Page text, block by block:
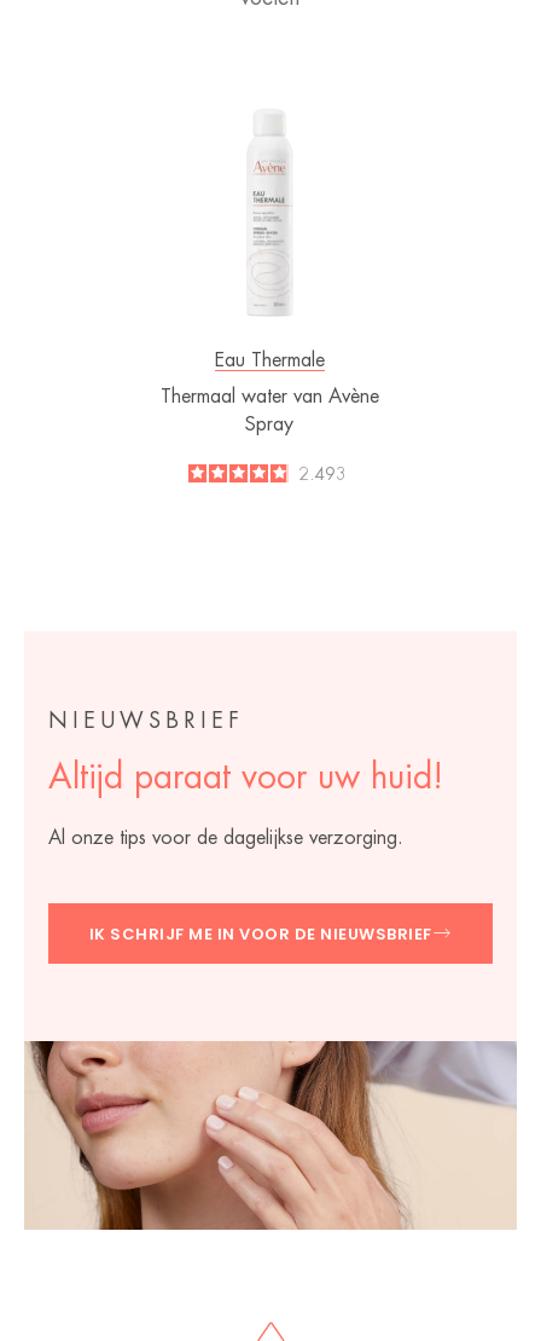
van
Spray
Eau Thermale
Thermaal water van Avène
Spray
4.8
/
5
2.493
NIEUWSBRIEF
Altijd paraat voor uw huid!
Al onze tips voor de dagelijkse verzorging.
IK SCHRIJF ME IN VOOR DE NIEUWSBRIEF